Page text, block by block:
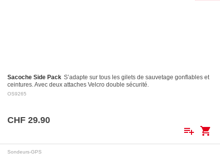
Sacoche Side Pack S’adapte sur tous les gilets de sauvetage gonflables et
ceintures. Avec deux attaches Velcro double sécurité.
OS9265
CHF 29.90
playlist_add shopping_cart
Sondeurs-GPS